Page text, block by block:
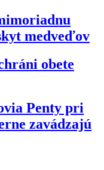
medveďov
obete
Penty pri
zavádzajú